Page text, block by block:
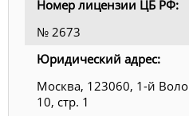
Номер лицензии ЦБ РФ:
№ 2673
Юридический адрес:
Москва, 123060, 1-й
10, стр. 1